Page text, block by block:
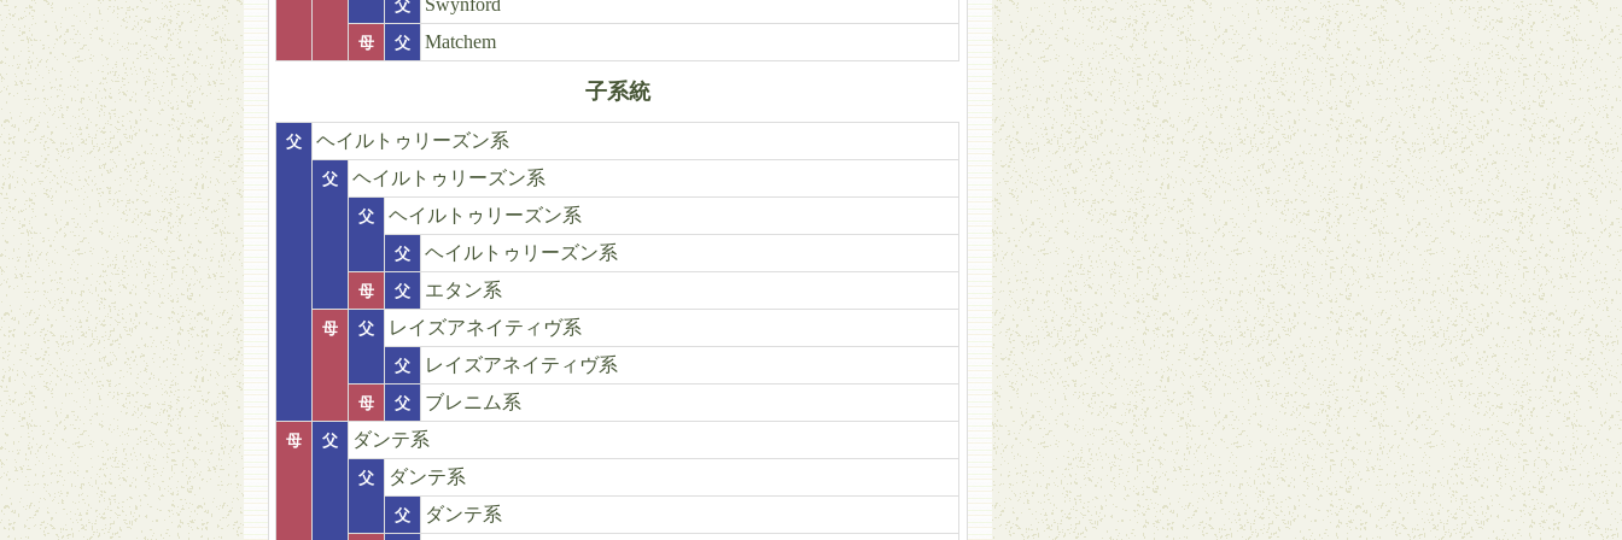
父
母 父 Matchem
子系統
父 ヘイルトゥリーズン系
父 ヘイルトゥリーズン系
父 ヘイルトゥリーズン系
父 ヘイルトゥリーズン系
母 父 エタン系
母 父 レイズアネイティヴ系
父 レイズアネイティヴ系
母 父 ブレニム系
母 父 ダンテ系
父 ダンテ系
父 ダンテ系